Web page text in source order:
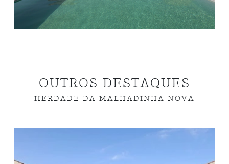
OUTROS DESTAQUES
HERDADE DA MALHADINHA NOVA